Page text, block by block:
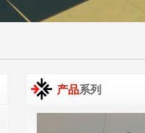
产品系列